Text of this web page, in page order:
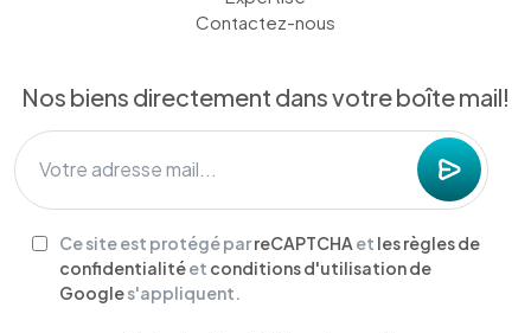
Contactez-nous
Nos biens directement dans votre boîte mail!
Ce site est protégé parreCAPTCHA et les règles de
confidentialitéet conditions d'utilisation de
Googles'appliquent.